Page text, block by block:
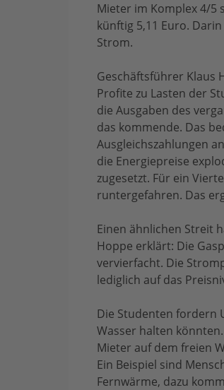
Mieter im Komplex 4/5
künftig 5,11 Euro.
Strom.
Geschäftsführer Klaus
Profite zu Lasten der
die Ausgaben des
das kommende. Das
Ausgleichszahlungen
die Energiepreise
zugesetzt. Für ein
runtergefahren. Das
Einen ähnlichen Streit
Hoppe erklärt: Die
vervierfacht. Die
lediglich auf das
Die Studenten fordern
Wasser halten
Mieter auf dem freien
Ein Beispiel sind
Fernwärme, dazu